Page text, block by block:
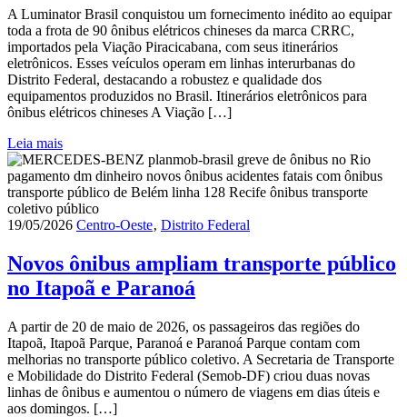
A Luminator Brasil conquistou um fornecimento inédito ao equipar
toda a frota de 90 ônibus elétricos chineses da marca CRRC,
importados pela Viação Piracicabana, com seus itinerários
eletrônicos. Esses veículos operam em linhas interurbanas do
Distrito Federal, destacando a robustez e qualidade dos
equipamentos produzidos no Brasil. Itinerários eletrônicos para
ônibus elétricos chineses A Viação […]
Leia mais
19/05/2026 Centro-Oeste‚ Distrito Federal
Novos ônibus ampliam transporte público
no Itapoã e Paranoá
A partir de 20 de maio de 2026, os passageiros das regiões do
Itapoã, Itapoã Parque, Paranoá e Paranoá Parque contam com
melhorias no transporte público coletivo. A Secretaria de Transporte
e Mobilidade do Distrito Federal (Semob-DF) criou duas novas
linhas de ônibus e aumentou o número de viagens em dias úteis e
aos domingos. […]